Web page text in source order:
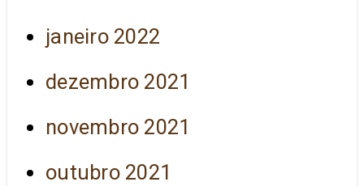
janeiro 2022
dezembro 2021
novembro 2021
outubro 2021